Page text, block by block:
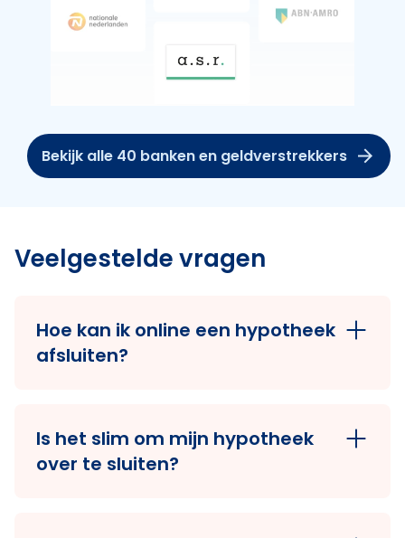
Bekijk alle 40 banken en geldverstrekkers
Veelgestelde vragen
Hoe kan ik online een hypotheek
afsluiten?
afsluiten bij Hypotheek Visie Amsterdam
Buikslotermeerplein door een afspraak
te maken via onze website. Tijdens de
Is het slim om mijn hypotheek
over te sluiten?